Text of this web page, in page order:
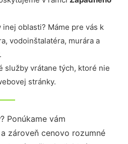
oblasti? Máme pre vás k
vodoinštalatéra, murára a
služby vrátane tých, ktoré nie
stránky.
? Ponúkame vám
zároveň cenovo rozumné